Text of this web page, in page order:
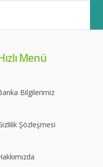
Menü
Bilgilerimiz
Şözleşmesi